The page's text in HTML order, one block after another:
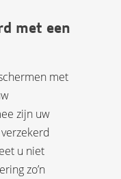
met een
met
zijn uw
u niet
zo’n